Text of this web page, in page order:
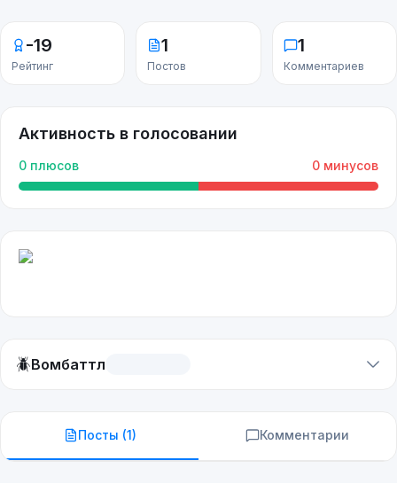
-19
Рейтинг
1
Постов
1
Комментариев
Активность в голосовании
0 плюсов 0 минусов
🪲Вомбаттл
Посты (1) Комментарии